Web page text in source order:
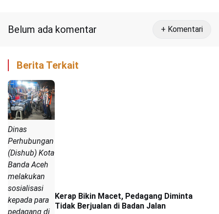
Belum ada komentar + Komentari
Berita Terkait
Dinas
Perhubungan
(Dishub) Kota
Banda Aceh
melakukan
sosialisasi
kepada para
pedagang di
Kerap Bikin Macet, Pedagang Diminta
Tidak Berjualan di Badan Jalan